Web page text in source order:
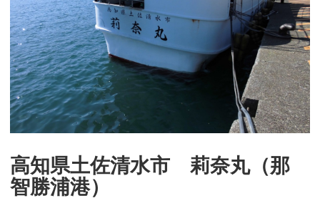
高知県土佐清水市 莉奈丸（那
智勝浦港）